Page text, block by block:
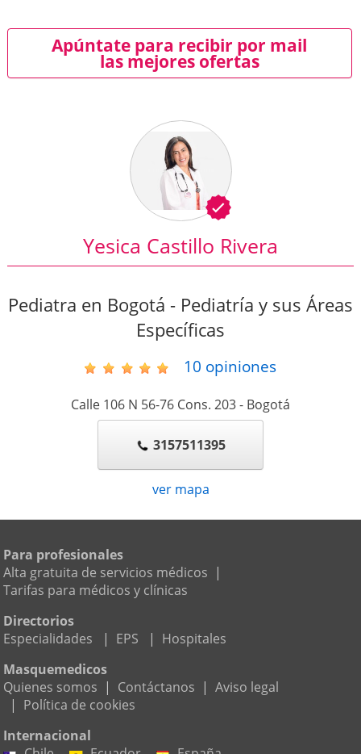
Apúntate para recibir por mail
las mejores ofertas
Yesica Castillo Rivera
Pediatra en Bogotá - Pediatría y sus Áreas
Específicas
10 opiniones
Calle 106 N 56-76 Cons. 203- Bogotá
3157511395
ver mapa
Para profesionales
Alta gratuita de servicios médicos |
Tarifas para médicos y clínicas
Directorios
Especialidades
| EPS | Hospitales
Masquemedicos
Quienes somos | Contáctanos | Aviso legal
| Política de cookies
Internacional